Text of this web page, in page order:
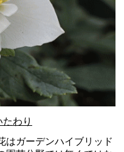
わり
はガーデンハイブリッド